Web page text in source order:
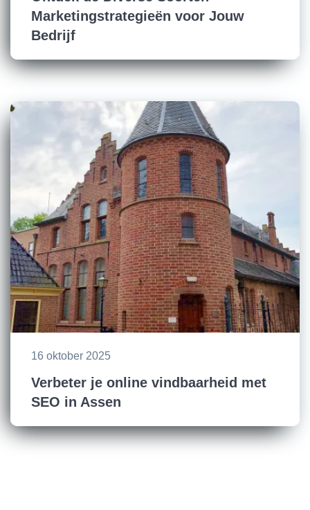
Marketingstrategieën voor Jouw
Bedrijf
16 oktober 2025
Verbeter je online vindbaarheid met
SEO in Assen